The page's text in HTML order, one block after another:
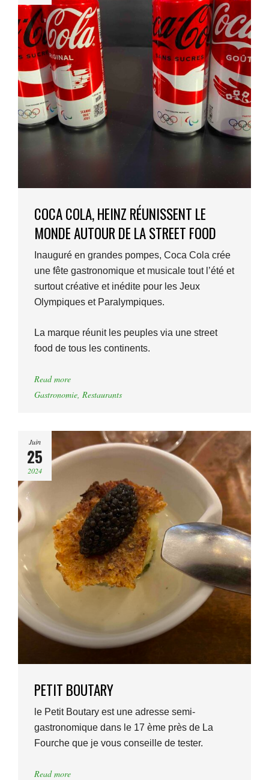
COCA COLA, HEINZ RÉUNISSENT LE
MONDE AUTOUR DE LA STREET FOOD
Inauguré en grandes pompes, Coca Cola crée
une fête gastronomique et musicale tout l’été et
surtout créative et inédite pour les Jeux
Olympiques et Paralympiques.
La marque réunit les peuples via une street
food de tous les continents.
Read more
Gastronomie, Restaurants
Juin
25
2024
PETIT BOUTARY
le Petit Boutary est une adresse semi-
gastronomique dans le 17 ème près de La
Fourche que je vous conseille de tester.
Read more